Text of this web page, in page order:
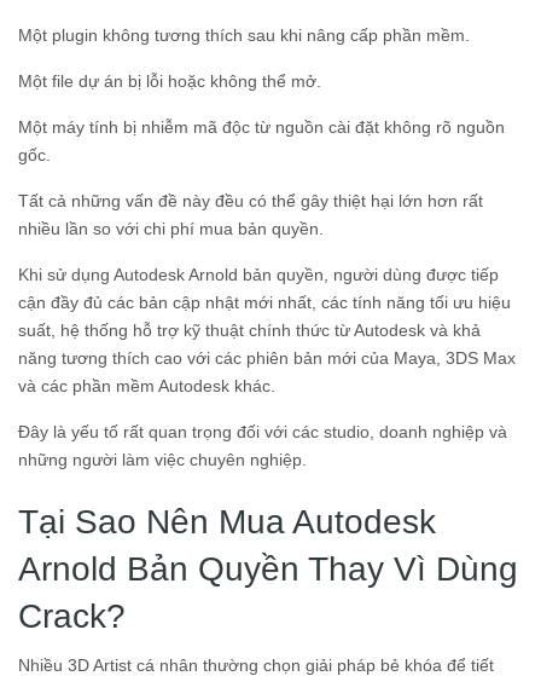
Một plugin không tương thích sau khi nâng cấp phần mềm.
Một file dự án bị lỗi hoặc không thể mở.
Một máy tính bị nhiễm mã độc từ nguồn cài đặt không rõ nguồn
gốc.
Tất cả những vấn đề này đều có thể gây thiệt hại lớn hơn rất
nhiều lần so với chi phí mua bản quyền.
Khi sử dụng Autodesk Arnold bản quyền, người dùng được tiếp
cận đầy đủ các bản cập nhật mới nhất, các tính năng tối ưu hiệu
suất, hệ thống hỗ trợ kỹ thuật chính thức từ Autodesk và khả
năng tương thích cao với các phiên bản mới của Maya, 3DS Max
và các phần mềm Autodesk khác.
Đây là yếu tố rất quan trọng đối với các studio, doanh nghiệp và
những người làm việc chuyên nghiệp.
Tại Sao Nên Mua Autodesk
Arnold Bản Quyền Thay Vì Dùng
Crack?
Nhiều 3D Artist cá nhân thường chọn giải pháp bẻ khóa để tiết